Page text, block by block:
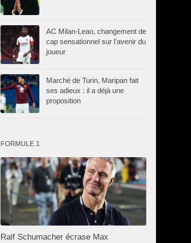
AC Milan-Leao, changement de
cap sensationnel sur l’avenir du
joueur
Marché de Turin, Maripan fait
ses adieux : il a déjà une
proposition
FORMULE 1
Ralf Schumacher écrase Max